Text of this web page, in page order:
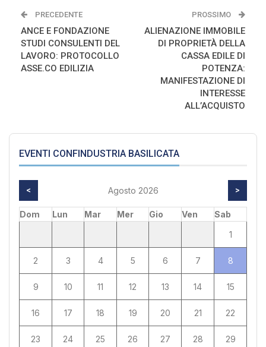
PRECEDENTE
ANCE E FONDAZIONE
STUDI CONSULENTI DEL
LAVORO: PROTOCOLLO
ASSE.CO EDILIZIA
PROSSIMO
ALIENAZIONE IMMOBILE
DI PROPRIETÀ DELLA
CASSA EDILE DI
POTENZA:
MANIFESTAZIONE DI
INTERESSE
ALL’ACQUISTO
EVENTI CONFINDUSTRIA BASILICATA
< Agosto 2026 >
Dom Lun Mar Mer Gio Ven
Sab
1
2 3 4 5 6 7 8
9 10 11 12 13 14 15
16 17 18 19 20 21 22
23 24 25 26 27 28 29